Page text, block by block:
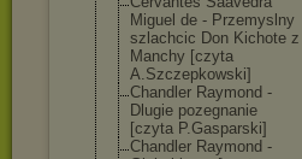
Miguel de - Przemyslny
szlachcic Don Kichote z
Manchy [czyta
A.Szczepkowski]
Chandler Raymond -
Dlugie pozegnanie
[czyta P.Gasparski]
Chandler Raymond -